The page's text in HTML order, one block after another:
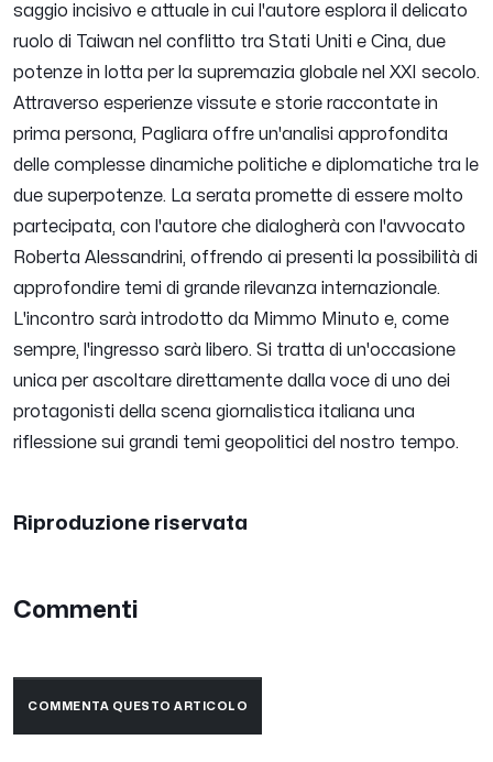
saggio incisivo e attuale in cui l'autore esplora il delicato
ruolo di Taiwan nel conflitto tra Stati Uniti e Cina, due
potenze in lotta per la supremazia globale nel XXI secolo.
Attraverso esperienze vissute e storie raccontate in
prima persona, Pagliara offre un'analisi approfondita
delle complesse dinamiche politiche e diplomatiche tra le
due superpotenze. La serata promette di essere molto
partecipata, con l'autore che dialogherà con l'avvocato
Roberta Alessandrini, offrendo ai presenti la possibilità di
approfondire temi di grande rilevanza internazionale.
L'incontro sarà introdotto da Mimmo Minuto e, come
sempre, l'ingresso sarà libero. Si tratta di un'occasione
unica per ascoltare direttamente dalla voce di uno dei
protagonisti della scena giornalistica italiana una
riflessione sui grandi temi geopolitici del nostro tempo.
Riproduzione riservata
Commenti
COMMENTA QUESTO ARTICOLO